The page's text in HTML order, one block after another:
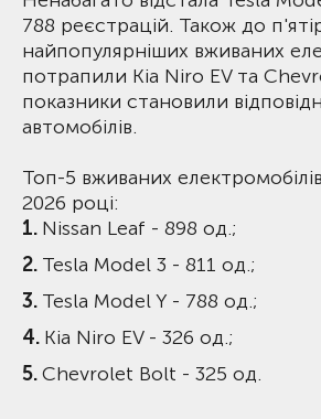
788 реєстрацій. Також до
найпопулярніших вживаних
потрапили Kia Niro EV та
показники становили
автомобілів.
Топ-5 вживаних
2026 році:
Nissan Leaf - 898 од.;
Tesla Model 3 - 811 од.;
Tesla Model Y - 788 од.;
Kia Niro EV - 326 од.;
Chevrolet Bolt - 325 од.